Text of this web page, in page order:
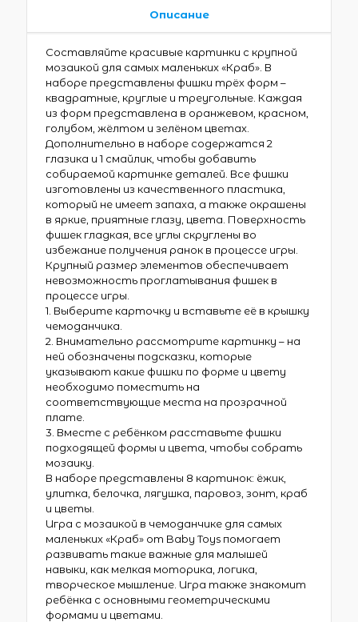
Описание
Составляйте красивые картинки с крупной
мозаикой для самых маленьких «Краб». В
наборе представлены фишки трёх форм –
квадратные, круглые и треугольные. Каждая
из форм представлена в оранжевом, красном,
голубом, жёлтом и зелёном цветах.
Дополнительно в наборе содержатся 2
глазика и 1 смайлик, чтобы добавить
собираемой картинке деталей. Все фишки
изготовлены из качественного пластика,
который не имеет запаха, а также окрашены
в яркие, приятные глазу, цвета. Поверхность
фишек гладкая, все углы скруглены во
избежание получения ранок в процессе игры.
Крупный размер элементов обеспечивает
невозможность проглатывания фишек в
процессе игры.
1. Выберите карточку и вставьте её в крышку
чемоданчика.
2. Внимательно рассмотрите картинку – на
ней обозначены подсказки, которые
указывают какие фишки по форме и цвету
необходимо поместить на
соответствующие места на прозрачной
плате.
3. Вместе с ребёнком расставьте фишки
подходящей формы и цвета, чтобы собрать
мозаику.
В наборе представлены 8 картинок: ёжик,
улитка, белочка, лягушка, паровоз, зонт, краб
и цветы.
Игра с мозаикой в чемоданчике для самых
маленьких «Краб» от Baby Toys помогает
развивать такие важные для малышей
навыки, как мелкая моторика, логика,
творческое мышление. Игра также знакомит
ребёнка с основными геометрическими
формами и цветами.